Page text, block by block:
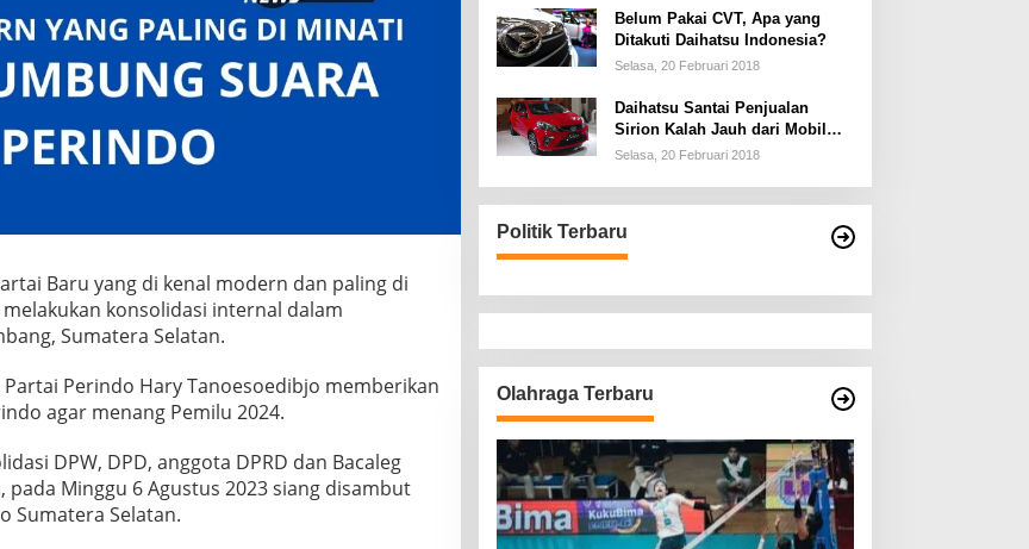
Baru yang di kenal modern dan paling di
konsolidasi internal dalam
Sumatera Selatan.
Perindo Hary Tanoesoedibjo memberikan
agar menang Pemilu 2024.
DPW, DPD, anggota DPRD dan Bacaleg
Minggu 6 Agustus 2023 siang disambut
Sumatera Selatan.
Belum Pakai CVT, Apa yang
Ditakuti Daihatsu Indonesia?
Selasa, 20 Februari 2018
Daihatsu Santai Penjualan
Sirion Kalah Jauh dari Mobil
LCGC
Selasa, 20 Februari 2018
Politik Terbaru
Olahraga Terbaru